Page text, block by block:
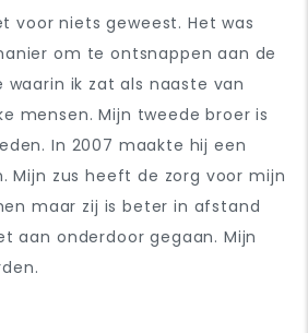
voor niets geweest. Het was
om te ontsnappen aan de
waarin ik zat als naaste van
mensen. Mijn tweede broer is
In 2007 maakte hij een
Mijn zus heeft de zorg voor mijn
maar zij is beter in afstand
aan onderdoor gegaan. Mijn